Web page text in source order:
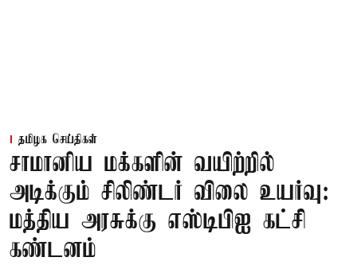
தமிழக செய்திகள்
சாமானிய மக்களின் வயிற்றில்
அடிக்கும் சிலிண்டர் விலை உயர்வு:
மத்திய அரசுக்கு எஸ்டிபிஐ கட்சி
கண்டனம்